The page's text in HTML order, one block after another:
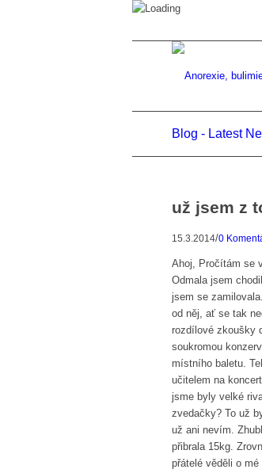
Blog - Latest
už jsem z
15.3.2014/0
Ahoj, Pročítám se
Odmala jsem
jsem se
od něj, ať se tak
rozdílové zkoušky
soukromou
místního baletu.
učitelem na
jsme byly velké
zvedačky? To už
už ani nevím.
přibrala 15kg.
přátelé věděli o